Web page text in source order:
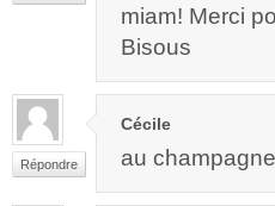
miam! Merci
Bisous
Répondre
Cécile
au champagne